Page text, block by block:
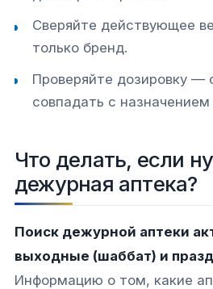
Сверяйте действующее
только бренд.
Проверяйте дозировку —
совпадать с назначением
Что делать, если
дежурная аптека?
Поиск дежурной аптеки
выходные (шаббат) и
Информацию о том, какие